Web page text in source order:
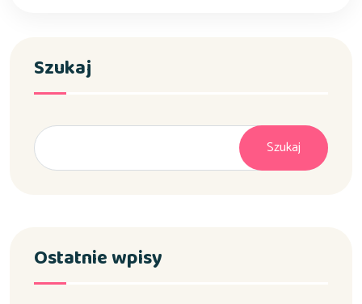
Szukaj
Szukaj
Ostatnie wpisy